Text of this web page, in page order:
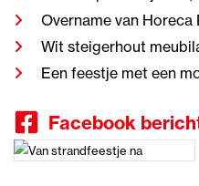
Overname van
Wit steigerhout
Een feestje met een
Facebook